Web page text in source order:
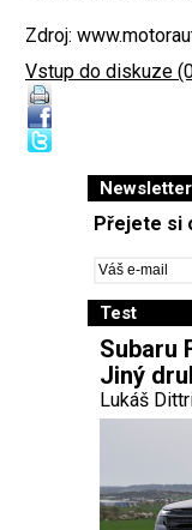
Zdroj:
Vstup do diskuze
Newsletter
Přejete si
Test
Subaru
Jiný
Lukáš